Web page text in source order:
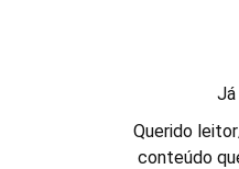
Já
Querido
conteúdo
espírito santo